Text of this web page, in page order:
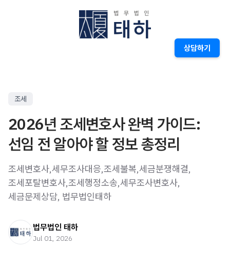
상담하기
조세
2026년 조세변호사 완벽 가이드:
선임 전 알아야 할 정보 총정리
조세변호사,세무조사대응,조세불복,세금분쟁해결,
조세포탈변호사,조세행정소송,세무조사변호사,
세금문제상담, 법무법인태하
법무법인 태하
Jul 01, 2026